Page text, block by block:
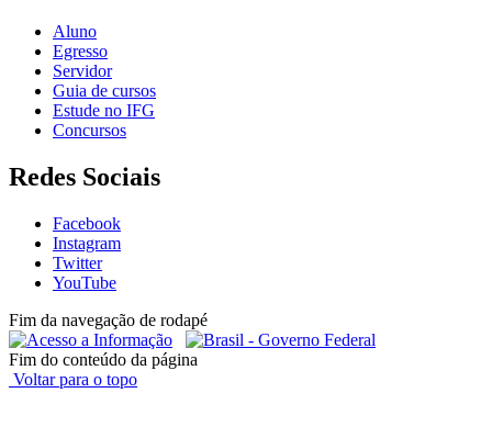
Aluno
Egresso
Servidor
Guia de cursos
Estude no IFG
Concursos
Redes Sociais
Facebook
Instagram
Twitter
YouTube
Fim da navegação de rodapé
Fim do conteúdo da página
Voltar para o topo